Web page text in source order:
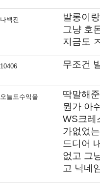
나백진
발롱이
그냥 호
지금도
10406 무조건
오늘도수익을
딱말해
뭔가 아
WS크레
가없었
드디어
없고 그
고 닉네